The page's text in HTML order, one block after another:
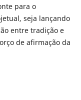
para o
seja lançando
entre tradição e
de afirmação da